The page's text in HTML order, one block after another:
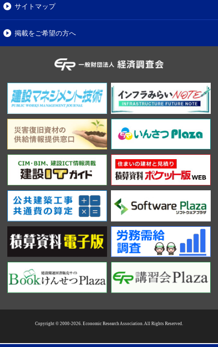
サイトマップ
掲載をご希望の方へ
Copyright © 2000-2026. Economic Research Association. All Rights Reserved.